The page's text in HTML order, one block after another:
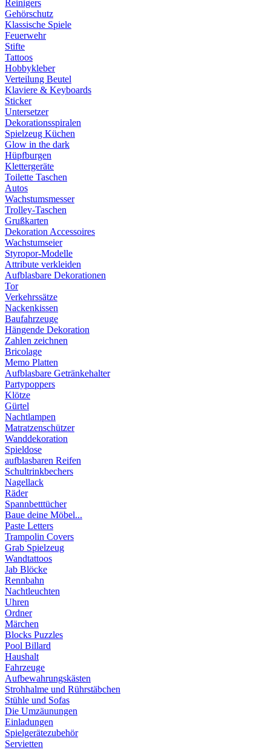
Reinigers
Gehörschutz
Klassische Spiele
Feuerwehr
Stifte
Tattoos
Hobbykleber
Verteilung Beutel
Klaviere & Keyboards
Sticker
Untersetzer
Dekorationsspiralen
Spielzeug Küchen
Glow in the dark
Hüpfburgen
Klettergeräte
Toilette Taschen
Autos
Wachstumsmesser
Trolley-Taschen
Grußkarten
Dekoration Accessoires
Wachstumseier
Styropor-Modelle
Attribute verkleiden
Aufblasbare Dekorationen
Tor
Verkehrssätze
Nackenkissen
Baufahrzeuge
Hängende Dekoration
Zahlen zeichnen
Bricolage
Memo Platten
Aufblasbare Getränkehalter
Partypoppers
Klötze
Gürtel
Nachtlampen
Matratzenschützer
Wanddekoration
Spieldose
aufblasbaren Reifen
Schultrinkbechers
Nagellack
Räder
Spannbetttücher
Baue deine Möbel...
Paste Letters
Trampolin Covers
Grab Spielzeug
Wandtattoos
Jab Blöcke
Rennbahn
Nachtleuchten
Uhren
Ordner
Märchen
Blocks Puzzles
Pool Billard
Haushalt
Fahrzeuge
Aufbewahrungskästen
Strohhalme und Rührstäbchen
Stühle und Sofas
Die Umzäunungen
Einladungen
Spielgerätezubehör
Servietten